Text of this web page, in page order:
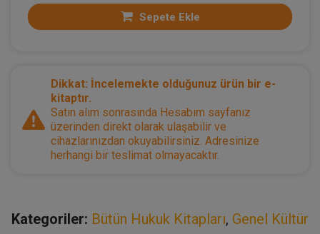
Sepete Ekle
Dikkat: İncelemekte olduğunuz ürün bir e-
kitaptır.
Satın alım sonrasında Hesabım sayfanız
üzerinden direkt olarak ulaşabilir ve
cihazlarınızdan okuyabilirsiniz. Adresinize
herhangi bir teslimat olmayacaktır.
Kategoriler: Bütün Hukuk Kitapları, Genel Kültür